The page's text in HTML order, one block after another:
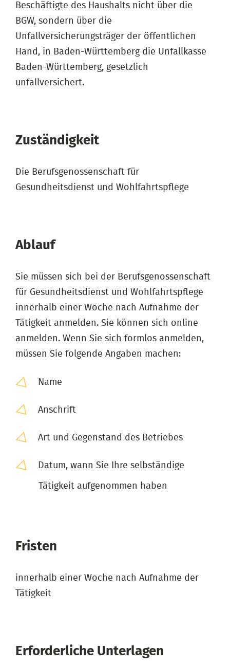
Beschäftigte des Haushalts nicht über die
BGW, sondern über die
Unfallversicherungsträger der öffentlichen
Hand, in Baden-Württemberg die Unfallkasse
Baden-Württemberg, gesetzlich
unfallversichert.
Zuständigkeit
Die Berufsgenossenschaft für
Gesundheitsdienst und Wohlfahrtspflege
Ablauf
Sie müssen sich bei der Berufsgenossenschaft
für Gesundheitsdienst und Wohlfahrtspflege
innerhalb einer Woche nach Aufnahme der
Tätigkeit anmelden. Sie können sich online
anmelden. Wenn Sie sich formlos anmelden,
müssen Sie folgende Angaben machen:
Name
Anschrift
Art und Gegenstand des Betriebes
Datum, wann Sie Ihre selbständige
Tätigkeit aufgenommen haben
Fristen
innerhalb einer Woche nach Aufnahme der
Tätigkeit
Erforderliche Unterlagen